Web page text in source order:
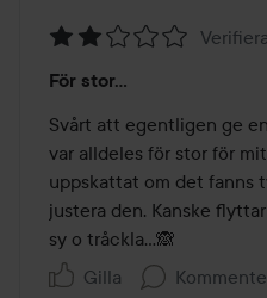
2
av
5
För stor…
Svårt att egentligen ge
var alldeles för stor för
uppskattat om det fanns
justera den. Kanske
sy o tråckla…🙈
Gilla